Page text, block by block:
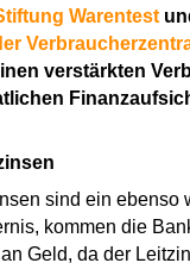
Warentest
verstärkten
sind ein ebenso
kommen die
Geld, da der